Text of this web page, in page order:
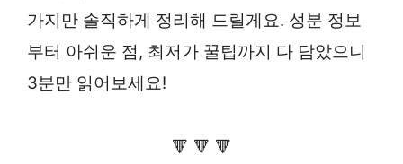
가지만 솔직하게 정리해 드릴게요. 성분 정보
부터 아쉬운 점, 최저가 꿀팁까지 다 담았으니
3분만 읽어보세요!
🔻 🔻 🔻